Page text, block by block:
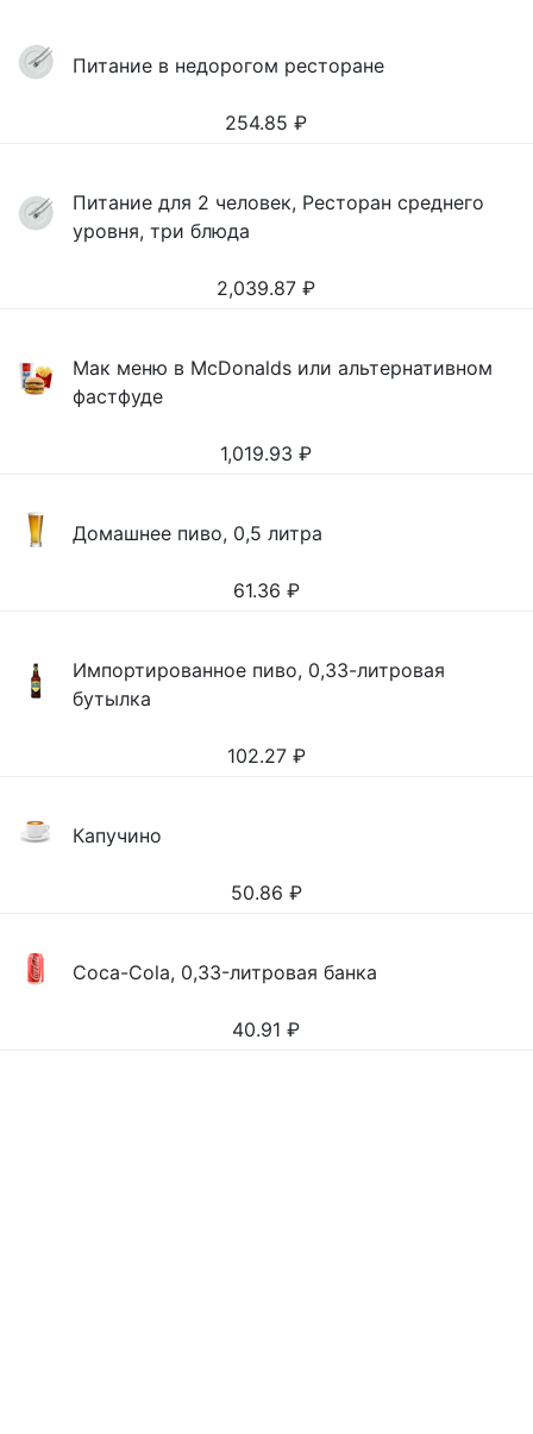
Питание в недорогом ресторане
254.85 ₽
Питание для 2 человек, Ресторан среднего
уровня, три блюда
2,039.87 ₽
Мак меню в McDonalds или альтернативном
фастфуде
1,019.93 ₽
Домашнее пиво, 0,5 литра
61.36 ₽
Импортированное пиво, 0,33-литровая
бутылка
102.27 ₽
Капучино
50.86 ₽
Coca-Cola, 0,33-литровая банка
40.91 ₽